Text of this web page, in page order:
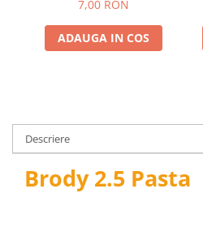
Cricuri pneumatice
Prese Hidraulice
Benzi izolatoare
Role Prelungitoare
Polizoare unghiulare
7,00 RON
ADAUGA IN COS
Descriere
Brody 2.5 Pasta